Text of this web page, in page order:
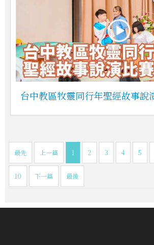
台中教區牧靈同行年聖經故事說
最先 上一篇 1 2 3 4 5
10 下一篇 最後